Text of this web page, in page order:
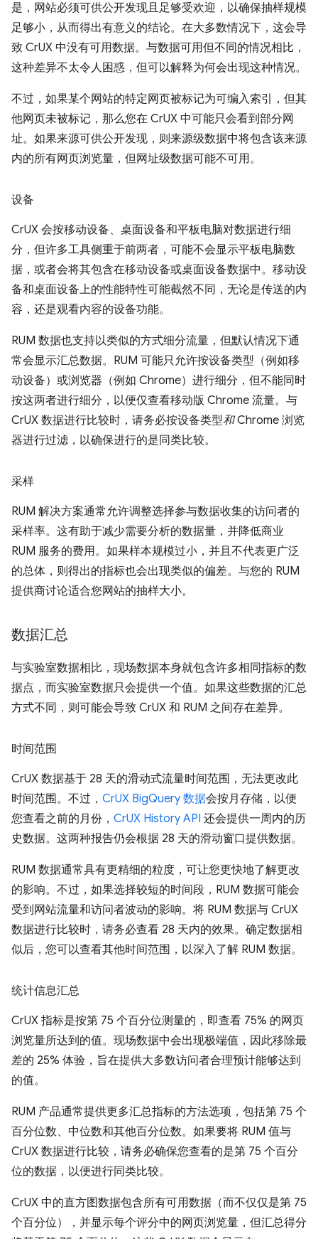
是，网站必须可供公开发现且足够受欢迎，以确保抽样规模
足够小，从而得出有意义的结论。在大多数情况下，这会导
致 CrUX 中没有可用数据。与数据可用但不同的情况相比，
这种差异不太令人困惑，但可以解释为何会出现这种情况。
不过，如果某个网站的特定网页被标记为可编入索引，但其
他网页未被标记，那么您在 CrUX 中可能只会看到部分网
址。如果来源可供公开发现，则来源级数据中将包含该来源
内的所有网页浏览量，但网址级数据可能不可用。
设备
CrUX 会按移动设备、桌面设备和平板电脑对数据进行细
分，但许多工具侧重于前两者，可能不会显示平板电脑数
据，或者会将其包含在移动设备或桌面设备数据中。移动设
备和桌面设备上的性能特性可能截然不同，无论是传送的内
容，还是观看内容的设备功能。
RUM 数据也支持以类似的方式细分流量，但默认情况下通
常会显示汇总数据。RUM 可能只允许按设备类型（例如移
动设备）或浏览器（例如 Chrome）进行细分，但不能同时
按这两者进行细分，以便仅查看移动版 Chrome 流量。与
CrUX 数据进行比较时，请务必按设备类型和Chrome 浏览
器进行过滤，以确保进行的是同类比较。
采样
RUM 解决方案通常允许调整选择参与数据收集的访问者的
采样率。这有助于减少需要分析的数据量，并降低商业
RUM 服务的费用。如果样本规模过小，并且不代表更广泛
的总体，则得出的指标也会出现类似的偏差。与您的 RUM
提供商讨论适合您网站的抽样大小。
数据汇总
与实验室数据相比，现场数据本身就包含许多相同指标的数
据点，而实验室数据只会提供一个值。如果这些数据的汇总
方式不同，则可能会导致 CrUX 和 RUM 之间存在差异。
时间范围
CrUX 数据基于 28 天的滑动式流量时间范围，无法更改此
时间范围。不过， CrUX BigQuery 数据会按月存储，以便
您查看之前的月份， CrUX History API 还会提供一周内的历
史数据。这两种报告仍会根据 28 天的滑动窗口提供数据。
RUM 数据通常具有更精细的粒度，可让您更快地了解更改
的影响。不过，如果选择较短的时间段，RUM 数据可能会
受到网站流量和访问者波动的影响。将 RUM 数据与 CrUX
数据进行比较时，请务必查看 28 天内的效果。确定数据相
似后，您可以查看其他时间范围，以深入了解 RUM 数据。
统计信息汇总
CrUX 指标是按第 75 个百分位测量的，即查看 75% 的网页
浏览量所达到的值。现场数据中会出现极端值，因此移除最
差的 25% 体验，旨在提供大多数访问者合理预计能够达到
的值。
RUM 产品通常提供更多汇总指标的方法选项，包括第 75 个
百分位数、中位数和其他百分位数。如果要将 RUM 值与
CrUX 数据进行比较，请务必确保您查看的是第 75 个百分
位的数据，以便进行同类比较。
CrUX 中的直方图数据包含所有可用数据（而不仅仅是第 75
个百分位），并显示每个评分中的网页浏览量，但汇总得分